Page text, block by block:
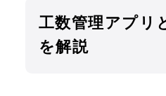
工数管理アプリ
を解説